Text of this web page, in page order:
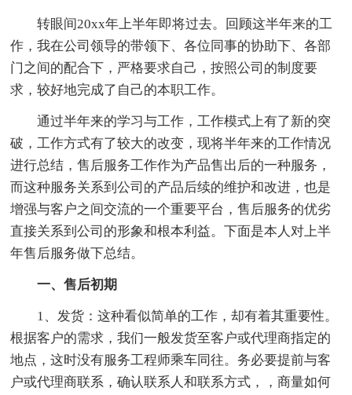
转眼间20xx年上半年即将过去。回顾这半年来的工
作，我在公司领导的带领下、各位同事的协助下、各部
门之间的配合下，严格要求自己，按照公司的制度要
求，较好地完成了自己的本职工作。
通过半年来的学习与工作，工作模式上有了新的突
破，工作方式有了较大的改变，现将半年来的工作情况
进行总结，售后服务工作作为产品售出后的一种服务，
而这种服务关系到公司的产品后续的维护和改进，也是
增强与客户之间交流的一个重要平台，售后服务的优劣
直接关系到公司的形象和根本利益。下面是本人对上半
年售后服务做下总结。
一、售后初期
1、发货：这种看似简单的工作，却有着其重要性。
根据客户的需求，我们一般发货至客户或代理商指定的
地点，这时没有服务工程师乘车同往。务必要提前与客
户或代理商联系，确认联系人和联系方式，，商量如何